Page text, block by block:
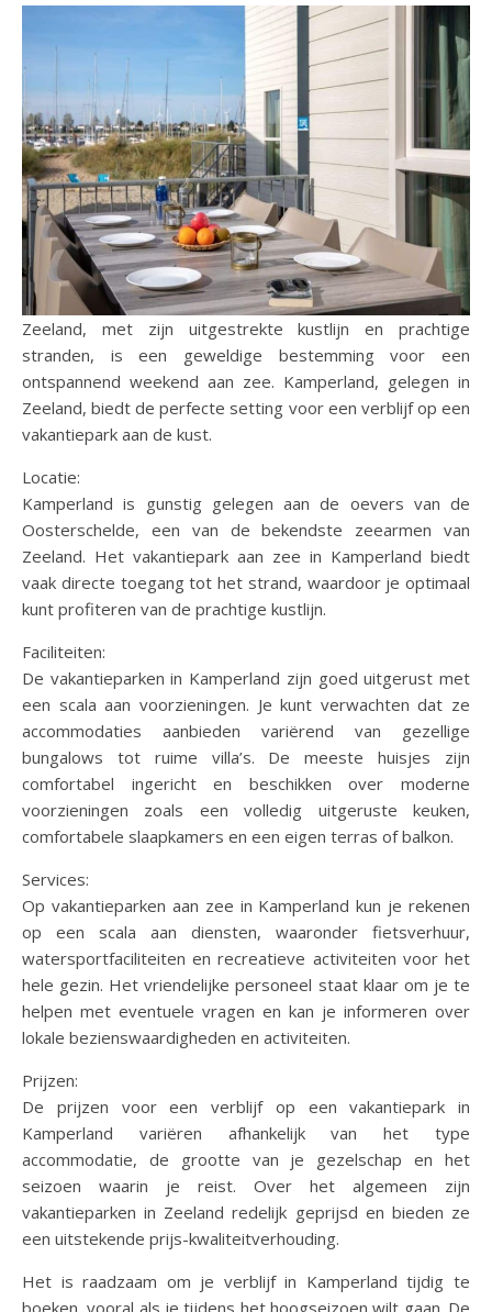
Zeeland, met zijn uitgestrekte kustlijn en prachtige
stranden, is een geweldige bestemming voor een
ontspannend weekend aan zee. Kamperland, gelegen in
Zeeland, biedt de perfecte setting voor een verblijf op een
vakantiepark aan de kust.
Locatie:
Kamperland is gunstig gelegen aan de oevers van de
Oosterschelde, een van de bekendste zeearmen van
Zeeland. Het vakantiepark aan zee in Kamperland biedt
vaak directe toegang tot het strand, waardoor je optimaal
kunt profiteren van de prachtige kustlijn.
Faciliteiten:
De vakantieparken in Kamperland zijn goed uitgerust met
een scala aan voorzieningen. Je kunt verwachten dat ze
accommodaties aanbieden variërend van gezellige
bungalows tot ruime villa’s. De meeste huisjes zijn
comfortabel ingericht en beschikken over moderne
voorzieningen zoals een volledig uitgeruste keuken,
comfortabele slaapkamers en een eigen terras of balkon.
Services:
Op vakantieparken aan zee in Kamperland kun je rekenen
op een scala aan diensten, waaronder fietsverhuur,
watersportfaciliteiten en recreatieve activiteiten voor het
hele gezin. Het vriendelijke personeel staat klaar om je te
helpen met eventuele vragen en kan je informeren over
lokale bezienswaardigheden en activiteiten.
Prijzen:
De prijzen voor een verblijf op een vakantiepark in
Kamperland variëren afhankelijk van het type
accommodatie, de grootte van je gezelschap en het
seizoen waarin je reist. Over het algemeen zijn
vakantieparken in Zeeland redelijk geprijsd en bieden ze
een uitstekende prijs-kwaliteitverhouding.
Het is raadzaam om je verblijf in Kamperland tijdig te